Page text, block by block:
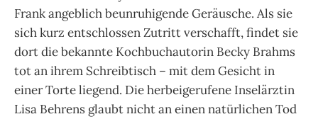
Frank angeblich beunruhigende Geräusche. Als sie
sich kurz entschlossen Zutritt verschafft, findet sie
dort die bekannte Kochbuchautorin Becky Brahms
tot an ihrem Schreibtisch – mit dem Gesicht in
einer Torte liegend. Die herbeigerufene Inselärztin
Lisa Behrens glaubt nicht an einen natürlichen Tod